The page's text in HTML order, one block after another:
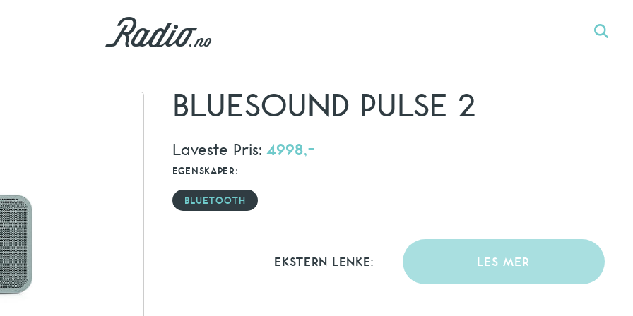
BLUESOUND PULSE 2
Laveste Pris:4998,-
EGENSKAPER:
BLUETOOTH
EKSTERN LENKE: LES MER